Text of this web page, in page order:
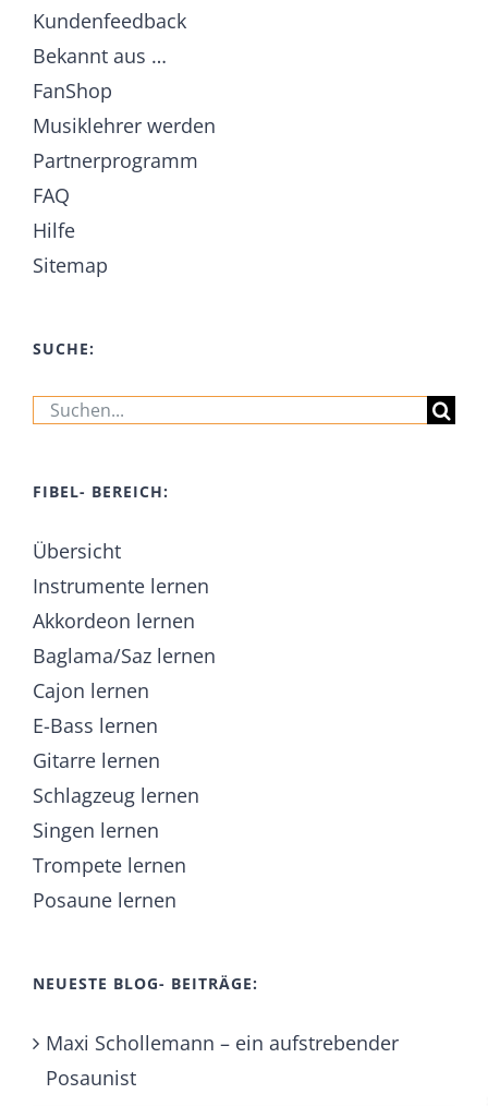
Kundenfeedback
Bekannt aus …
FanShop
Musiklehrer werden
Partnerprogramm
FAQ
Hilfe
Sitemap
SUCHE:
Suche
FIBEL- BEREICH:
Übersicht
Instrumente lernen
Akkordeon lernen
Baglama/Saz lernen
Cajon lernen
E-Bass lernen
Gitarre lernen
Schlagzeug lernen
Singen lernen
Trompete lernen
Posaune lernen
NEUESTE BLOG- BEITRÄGE:
Maxi Schollemann – ein aufstrebender
Posaunist